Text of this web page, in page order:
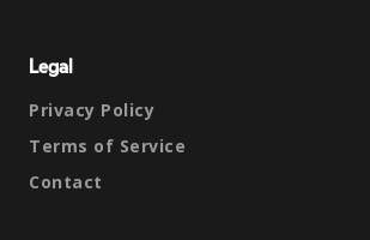
Legal
Privacy Policy
Terms of Service
Contact